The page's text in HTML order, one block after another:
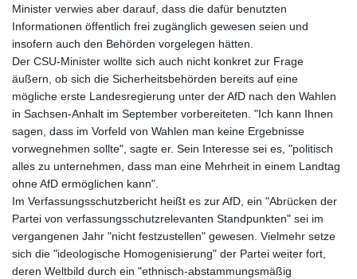
Minister verwies aber darauf, dass die dafür benutzten
Informationen öffentlich frei zugänglich gewesen seien und
insofern auch den Behörden vorgelegen hätten.
Der CSU-Minister wollte sich auch nicht konkret zur Frage
äußern, ob sich die Sicherheitsbehörden bereits auf eine
mögliche erste Landesregierung unter der AfD nach den Wahlen
in Sachsen-Anhalt im September vorbereiteten. "Ich kann Ihnen
sagen, dass im Vorfeld von Wahlen man keine Ergebnisse
vorwegnehmen sollte", sagte er. Sein Interesse sei es, "politisch
alles zu unternehmen, dass man eine Mehrheit in einem Landtag
ohne AfD ermöglichen kann".
Im Verfassungsschutzbericht heißt es zur AfD, ein "Abrücken der
Partei von verfassungsschutzrelevanten Standpunkten" sei im
vergangenen Jahr "nicht festzustellen" gewesen. Vielmehr setze
sich die "ideologische Homogenisierung" der Partei weiter fort,
deren Weltbild durch ein "ethnisch-abstammungsmäßig